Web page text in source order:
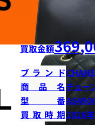
買取金額
ブランド
商品名チェー
型番
買取時期2026